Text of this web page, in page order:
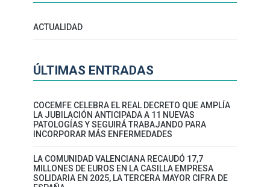
ACTUALIDAD
ÚLTIMAS ENTRADAS
COCEMFE CELEBRA EL REAL DECRETO QUE AMPLÍA
LA JUBILACIÓN ANTICIPADA A 11 NUEVAS
PATOLOGÍAS Y SEGUIRÁ TRABAJANDO PARA
INCORPORAR MÁS ENFERMEDADES
LA COMUNIDAD VALENCIANA RECAUDÓ 17,7
MILLONES DE EUROS EN LA CASILLA EMPRESA
SOLIDARIA EN 2025, LA TERCERA MAYOR CIFRA DE